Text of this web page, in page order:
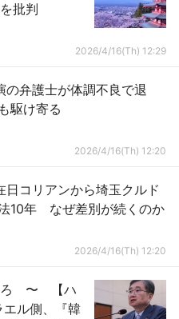
批判
2026/4/16(Th) 12:29
の弁護士が体調不良で退
駆け寄る
2026/4/16(Th) 12:20
日コリアンから埼玉クルド
10年 なぜ差別が続くのか
2026/4/16(Th) 12:20
ろ 〜 【ハ
エル側、『韓